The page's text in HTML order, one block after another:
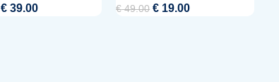
€39.00 €49.00 € 19.00